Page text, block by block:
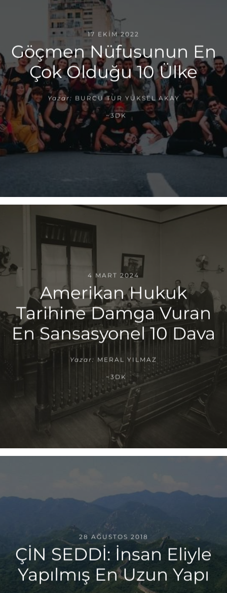
17 EKIM 2022
Göçmen Nüfusunun En
Çok Olduğu 10 Ülke
Yazar: BURCU TUR YÜKSEL AKAY
~3DK
4 MART 2024
Amerikan Hukuk
Tarihine Damga Vuran
En Sansasyonel 10 Dava
Yazar: MERAL YILMAZ
~3DK
28 AĞUSTOS 2018
ÇİN SEDDİ: İnsan Eliyle
Yapılmış En Uzun Yapı